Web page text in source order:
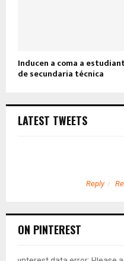
Inducen a coma a
de secundaria técnica
LATEST TWEETS
Reply
ON PINTEREST